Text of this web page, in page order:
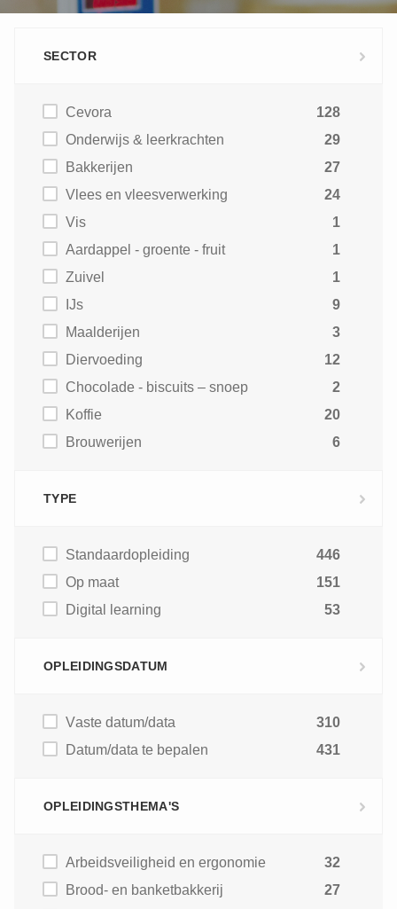
SECTOR
Cevora
128
Onderwijs & leerkrachten
29
Bakkerijen
27
Vlees en vleesverwerking
24
Vis
1
Aardappel - groente - fruit
1
Zuivel
1
IJs
9
Maalderijen
3
Diervoeding
12
Chocolade - biscuits – snoep
2
Koffie
20
Brouwerijen
6
TYPE
Standaardopleiding
446
Op maat
151
Digital learning
53
OPLEIDINGSDATUM
Vaste datum/data
310
Datum/data te bepalen
431
OPLEIDINGSTHEMA'S
Arbeidsveiligheid en ergonomie
32
Brood- en banketbakkerij
27